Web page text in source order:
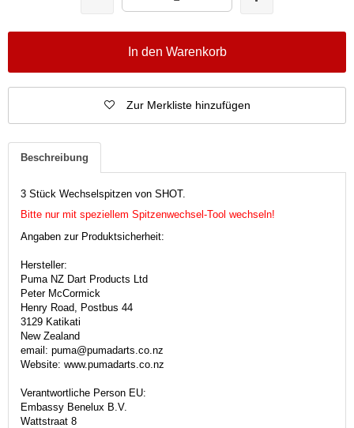
In den Warenkorb
Zur Merkliste hinzufügen
Beschreibung
3 Stück Wechselspitzen von SHOT.
Bitte nur mit speziellem Spitzenwechsel-Tool wechseln!
Angaben zur Produktsicherheit:
Hersteller:
Puma NZ Dart Products Ltd
Peter McCormick
Henry Road, Postbus 44
3129 Katikati
New Zealand
email: puma@pumadarts.co.nz
Website: www.pumadarts.co.nz
Verantwortliche Person EU:
Embassy Benelux B.V.
Wattstraat 8